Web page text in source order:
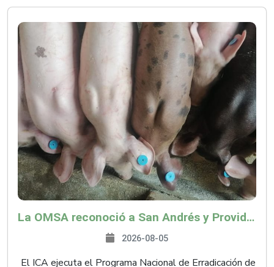
La OMSA reconoció a San Andrés y Providencia como zona libre de Peste Porcina Clásica (PPC)
2026-08-05
El ICA ejecuta el Programa Nacional de Erradicación de